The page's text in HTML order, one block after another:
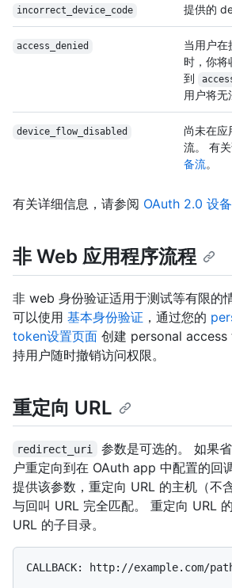
incorrect_device_ code 提供的
access_denied
当用户在
时，你将
到
用户将无
device_flow_disabled
尚未在应
流。 有
备流。
有关详细信息，请参阅 OAuth 2.0 设
非 Web 应用程序流程
非 web 身份验证适用于测试等有限的
可以使用 基本身份验证 ，通过您的
token设置页面 创建 personal access
持用户随时撤销访问权限。
重定向 URL
redirect_uri
参数是可选的。 如果
户重定向到在 OAuth app 中配置的回
提供该参数，重定向 URL 的主机（不
与回叫 URL 完全匹配。 重定向 URL
URL 的子目录。
CALLBACK: http://example.com/